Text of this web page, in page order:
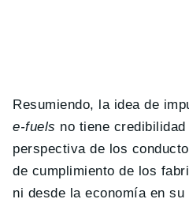
Resumiendo, la idea de
e-fuels no tiene
perspectiva de los
de cumplimiento de los
ni desde la economía en